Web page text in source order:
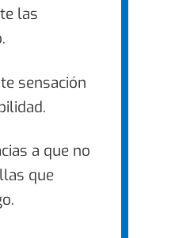
las
sensación
a que no
que